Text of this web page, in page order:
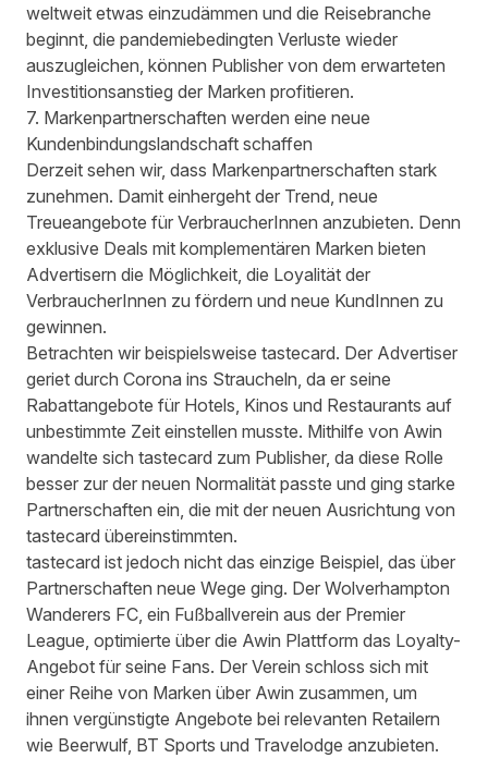
weltweit etwas einzudämmen und die Reisebranche
beginnt, die pandemiebedingten Verluste wieder
auszugleichen, können Publisher von dem erwarteten
Investitionsanstieg der Marken profitieren.
7. Markenpartnerschaften werden eine neue
Kundenbindungslandschaft schaffen
Derzeit sehen wir, dass Markenpartnerschaften stark
zunehmen. Damit einhergeht der Trend, neue
Treueangebote für VerbraucherInnen anzubieten. Denn
exklusive Deals mit komplementären Marken bieten
Advertisern die Möglichkeit, die Loyalität der
VerbraucherInnen zu fördern und neue KundInnen zu
gewinnen.
Betrachten wir beispielsweise tastecard. Der Advertiser
geriet durch Corona ins Straucheln, da er seine
Rabattangebote für Hotels, Kinos und Restaurants auf
unbestimmte Zeit einstellen musste. Mithilfe von Awin
wandelte sich tastecard zum Publisher, da diese Rolle
besser zur der neuen Normalität passte und ging starke
Partnerschaften ein, die mit der neuen Ausrichtung von
tastecard übereinstimmten.
tastecard ist jedoch nicht das einzige Beispiel, das über
Partnerschaften neue Wege ging. Der Wolverhampton
Wanderers FC, ein Fußballverein aus der Premier
League, optimierte über die Awin Plattform das Loyalty-
Angebot für seine Fans. Der Verein schloss sich mit
einer Reihe von Marken über Awin zusammen, um
ihnen vergünstigte Angebote bei relevanten Retailern
wie Beerwulf, BT Sports und Travelodge anzubieten.